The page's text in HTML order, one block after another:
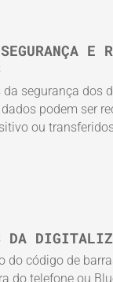
E
da segurança dos
podem ser
ou
DA
do código de
do telefone ou